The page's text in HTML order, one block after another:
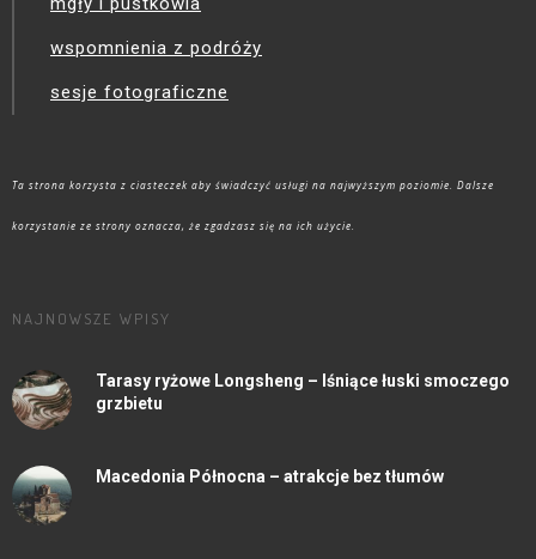
wspomnienia z podróży
sesje fotograficzne
Ta strona korzysta z ciasteczek aby świadczyć usługi na najwyższym poziomie. Dalsze
korzystanie ze strony oznacza, że zgadzasz się na ich użycie.
NAJNOWSZE WPISY
Tarasy ryżowe Longsheng – lśniące łuski smoczego
grzbietu
Macedonia Północna – atrakcje bez tłumów